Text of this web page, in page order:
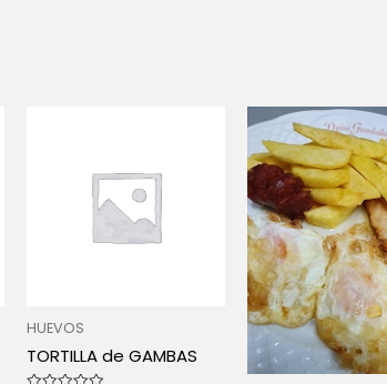
HUEVOS
TORTILLA de GAMBAS